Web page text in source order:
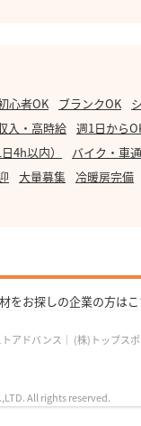
心者OK ブランクOK
入・高時給 週1日から
4h以内） バイク・車
大量募集 冷暖房完備
をお探しの企業の方はこ
アドバンス ｜ (株)トップス
All rights reserved.